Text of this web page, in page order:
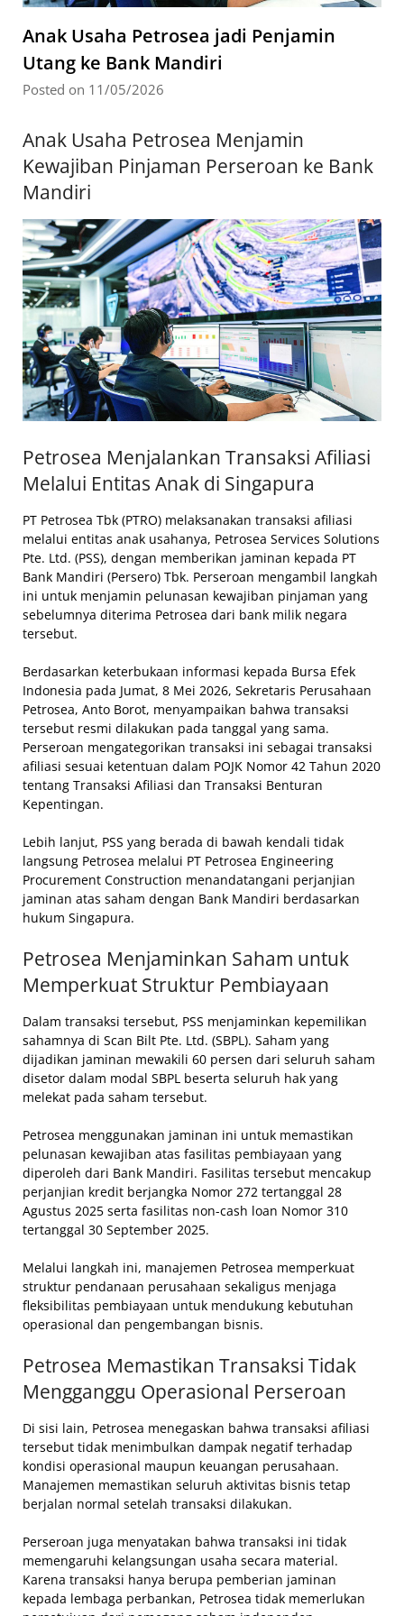
Anak Usaha Petrosea jadi Penjamin
Utang ke Bank Mandiri
Posted on 11/05/2026
Anak Usaha Petrosea Menjamin
Kewajiban Pinjaman Perseroan ke Bank
Mandiri
Petrosea Menjalankan Transaksi Afiliasi
Melalui Entitas Anak di Singapura
PT Petrosea Tbk (PTRO) melaksanakan transaksi afiliasi
melalui entitas anak usahanya, Petrosea Services Solutions
Pte. Ltd. (PSS), dengan memberikan jaminan kepada PT
Bank Mandiri (Persero) Tbk. Perseroan mengambil langkah
ini untuk menjamin pelunasan kewajiban pinjaman yang
sebelumnya diterima Petrosea dari bank milik negara
tersebut.
Berdasarkan keterbukaan informasi kepada Bursa Efek
Indonesia pada Jumat, 8 Mei 2026, Sekretaris Perusahaan
Petrosea, Anto Borot, menyampaikan bahwa transaksi
tersebut resmi dilakukan pada tanggal yang sama.
Perseroan mengategorikan transaksi ini sebagai transaksi
afiliasi sesuai ketentuan dalam POJK Nomor 42 Tahun 2020
tentang Transaksi Afiliasi dan Transaksi Benturan
Kepentingan.
Lebih lanjut, PSS yang berada di bawah kendali tidak
langsung Petrosea melalui PT Petrosea Engineering
Procurement Construction menandatangani perjanjian
jaminan atas saham dengan Bank Mandiri berdasarkan
hukum Singapura.
Petrosea Menjaminkan Saham untuk
Memperkuat Struktur Pembiayaan
Dalam transaksi tersebut, PSS menjaminkan kepemilikan
sahamnya di Scan Bilt Pte. Ltd. (SBPL). Saham yang
dijadikan jaminan mewakili 60 persen dari seluruh saham
disetor dalam modal SBPL beserta seluruh hak yang
melekat pada saham tersebut.
Petrosea menggunakan jaminan ini untuk memastikan
pelunasan kewajiban atas fasilitas pembiayaan yang
diperoleh dari Bank Mandiri. Fasilitas tersebut mencakup
perjanjian kredit berjangka Nomor 272 tertanggal 28
Agustus 2025 serta fasilitas non-cash loan Nomor 310
tertanggal 30 September 2025.
Melalui langkah ini, manajemen Petrosea memperkuat
struktur pendanaan perusahaan sekaligus menjaga
fleksibilitas pembiayaan untuk mendukung kebutuhan
operasional dan pengembangan bisnis.
Petrosea Memastikan Transaksi Tidak
Mengganggu Operasional Perseroan
Di sisi lain, Petrosea menegaskan bahwa transaksi afiliasi
tersebut tidak menimbulkan dampak negatif terhadap
kondisi operasional maupun keuangan perusahaan.
Manajemen memastikan seluruh aktivitas bisnis tetap
berjalan normal setelah transaksi dilakukan.
Perseroan juga menyatakan bahwa transaksi ini tidak
memengaruhi kelangsungan usaha secara material.
Karena transaksi hanya berupa pemberian jaminan
kepada lembaga perbankan, Petrosea tidak memerlukan